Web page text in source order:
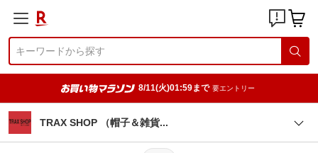
8/11(火)01:59まで 要エントリー
TRAX SHOP （帽子＆雑貨